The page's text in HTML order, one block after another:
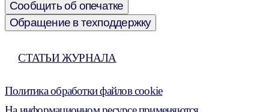
Сообщить об опечатке
Обращение в техподдержку
СТАТЬИ ЖУРНАЛА
Политика обработки файлов cookie